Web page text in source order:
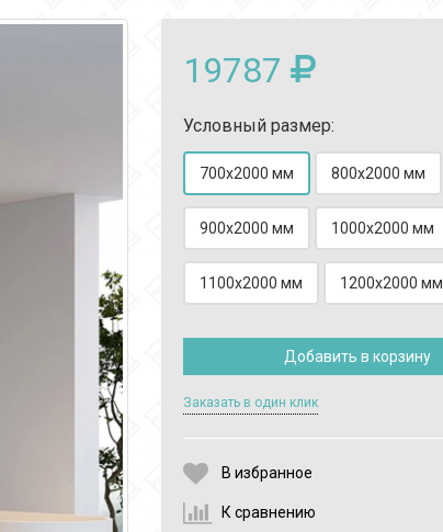
19787
Условный размер:
700x2000 мм 800x2000 мм
900x2000 мм 1000x2000 мм
1100x2000 мм 1200x2000 мм
Выберите количество:
Добавить в корзину
Заказать в один клик
В избранное
К сравнению